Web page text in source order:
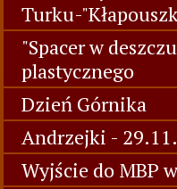
Turku-
"Spacer w
plastycznego
Dzień Górnika
Andrzejki -
Wyjście do MBP